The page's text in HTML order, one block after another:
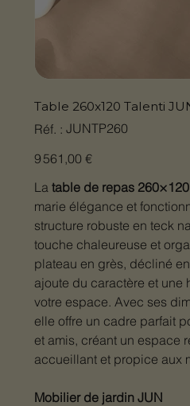
Table 260x120 Talenti
Réf. :
SKU
JUNTP260
JUNTP260
Prix
9 561,00 €
La table de repas
marie élégance et
structure robuste en teck
touche chaleureuse et
plateau en grès, décliné
ajoute du caractère et une
votre espace. Avec ses
elle offre un cadre parfait
et amis, créant un espace
accueillant et propice aux
Mobilier de jardin JUN